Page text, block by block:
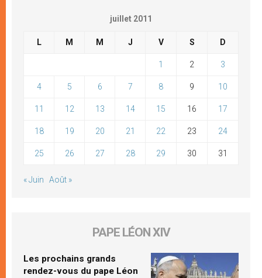
juillet 2011
L M M J V S D
1 2 3
4 5 6 7 8 9 10
11 12 13 14 15 16 17
18 19 20 21 22 23 24
25 26 27 28 29 30 31
« Juin Août »
PAPE LÉON XIV
Les prochains grands
rendez-vous du pape Léon